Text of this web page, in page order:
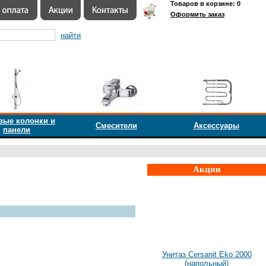
найти
Товаров в корзине: 0
Оформить заказ
колонки и
панели
Смесители Аксессуары
Акции
Унитаз Cersanit Eko 2000
(напольный)